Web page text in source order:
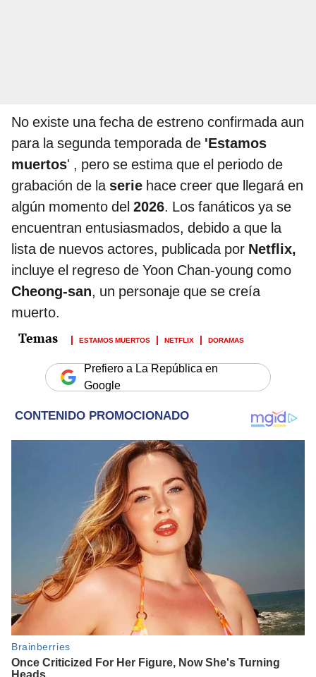
No existe una fecha de estreno confirmada aun
para la segunda temporada de 'Estamos
muertos' , pero se estima que el periodo de
grabación de la serie hace creer que llegará en
algún momento del 2026. Los fanáticos ya se
encuentran entusiasmados, debido a que la
lista de nuevos actores, publicada por Netflix,
incluye el regreso de Yoon Chan-young como
Cheong-san, un personaje que se creía
muerto.
ESTAMOS MUERTOS NETFLIX DORAMAS
Prefiero a La República en
Google